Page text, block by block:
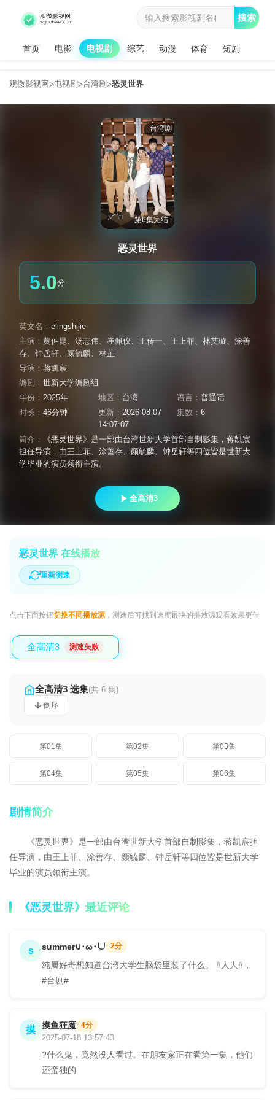
首页 电影 电视剧 综艺 动漫 体育 短剧
搜索
观微影视网>电视剧 >台湾剧 >恶灵世界
台湾剧
第6集完结
恶灵世界
5.0分
英文名： elingshijie
主演： 黄仲昆、 汤志伟、 崔佩仪、 王传一、 王上菲、 林艾璇、 涂善
存、 钟岳轩、 颜毓麟、 林芷
导演： 蔣凱宸
编剧： 世新大学编剧组
年份： 2025年 地区： 台湾 语言：普通话
时长： 46分钟 更新： 2026-08-07
14:07:07
集数：6
简介：
《恶灵世界》是一部由台湾世新大学首部自制影集，蒋凯宸
担任导演，由王上菲、涂善存、颜毓麟、钟岳轩等四位皆是世新大
学毕业的演员领衔主演。
全高清3
恶灵世界 在线播放
重新测速
点击下面按钮切换不同播放源，测速后可找到速度最快的播放源观看效果更佳
全高清3 测速失败
全高清3 选集(共 6 集)
倒序
第01集 第02集 第03集
第04集 第05集 第06集
剧情简介
《恶灵世界》是一部由台湾世新大学首部自制影集，蒋凯宸担
任导演，由王上菲、涂善存、颜毓麟、钟岳轩等四位皆是世新大学
毕业的演员领衔主演。
《恶灵世界》最近评论
s summer∪･ω･∪ 2分
纯属好奇想知道台湾大学生脑袋里装了什么。 #人人#，
#台剧#
摸 摸鱼狂魔 4分
2025-07-18 13:57:43
?什么鬼，竟然没人看过。在朋友家正在看第一集，他们
还蛮独的